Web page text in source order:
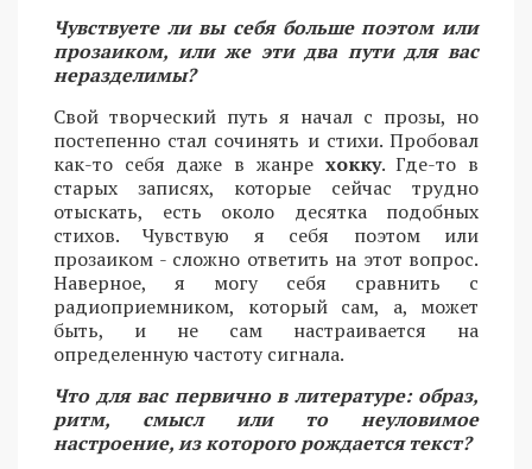
Чувствуете ли вы себя больше поэтом или
прозаиком, или же эти два пути для вас
неразделимы?
Свой творческий путь я начал с прозы, но
постепенно стал сочинять и стихи. Пробовал
как-то себя даже в жанре хокку. Где-то в
старых записях, которые сейчас трудно
отыскать, есть около десятка подобных
стихов. Чувствую я себя поэтом или
прозаиком - сложно ответить на этот вопрос.
Наверное, я могу себя сравнить с
радиоприемником, который сам, а, может
быть, и не сам настраивается на
определенную частоту сигнала.
Что для вас первично в литературе: образ,
ритм, смысл или то неуловимое
настроение, из которого рождается текст?